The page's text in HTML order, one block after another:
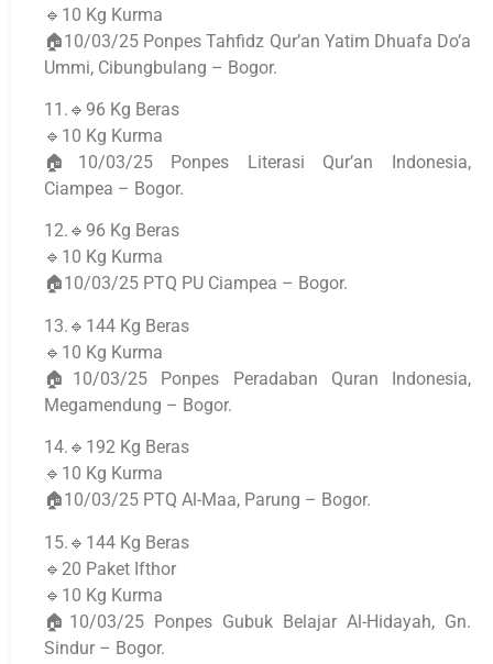
🔹10 Kg Kurma
🏠10/03/25 Ponpes Tahfidz Qur’an Yatim Dhuafa Do’a
Ummi, Cibungbulang – Bogor.
11.🔹96 Kg Beras
🔹10 Kg Kurma
🏠10/03/25 Ponpes Literasi Qur’an Indonesia,
Ciampea – Bogor.
12.🔹96 Kg Beras
🔹10 Kg Kurma
🏠10/03/25 PTQ PU Ciampea – Bogor.
13.🔹144 Kg Beras
🔹10 Kg Kurma
🏠10/03/25 Ponpes Peradaban Quran Indonesia,
Megamendung – Bogor.
14.🔹192 Kg Beras
🔹10 Kg Kurma
🏠10/03/25 PTQ Al-Maa, Parung – Bogor.
15.🔹144 Kg Beras
🔹20 Paket Ifthor
🔹10 Kg Kurma
🏠10/03/25 Ponpes Gubuk Belajar Al-Hidayah, Gn.
Sindur – Bogor.